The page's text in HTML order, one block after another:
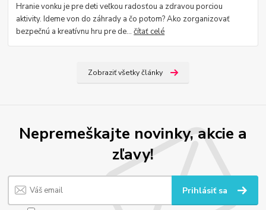
Hranie vonku je pre deti veľkou radosťou a zdravou porciou
aktivity. Ideme von do záhrady a čo potom? Ako zorganizovať
bezpečnú a kreatívnu hru pre de...čítať celé
Zobraziť všetky články
Nepremeškajte novinky, akcie a
zľavy!
Prihlásiť sa